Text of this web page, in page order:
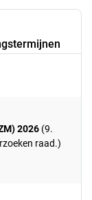
2026 (9.
raad.)